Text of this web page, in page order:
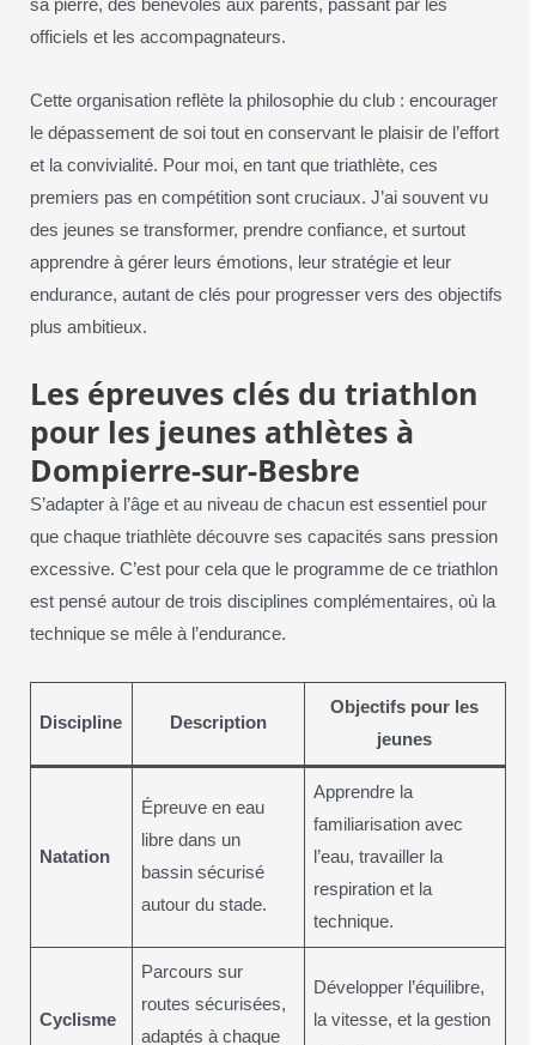
sa pierre, des bénévoles aux parents, passant par les
officiels et les accompagnateurs.
Cette organisation reflète la philosophie du club : encourager
le dépassement de soi tout en conservant le plaisir de l’effort
et la convivialité. Pour moi, en tant que triathlète, ces
premiers pas en compétition sont cruciaux. J’ai souvent vu
des jeunes se transformer, prendre confiance, et surtout
apprendre à gérer leurs émotions, leur stratégie et leur
endurance, autant de clés pour progresser vers des objectifs
plus ambitieux.
Les épreuves clés du triathlon
pour les jeunes athlètes à
Dompierre-sur-Besbre
S’adapter à l’âge et au niveau de chacun est essentiel pour
que chaque triathlète découvre ses capacités sans pression
excessive. C’est pour cela que le programme de ce triathlon
est pensé autour de trois disciplines complémentaires, où la
technique se mêle à l’endurance.
Discipline Description
Objectifs pour les
jeunes
Natation
Épreuve en eau
libre dans un
bassin sécurisé
autour du stade.
Apprendre la
familiarisation avec
l’eau, travailler la
respiration et la
technique.
Cyclisme
Parcours sur
routes sécurisées,
adaptés à chaque
Développer l’équilibre,
la vitesse, et la gestion